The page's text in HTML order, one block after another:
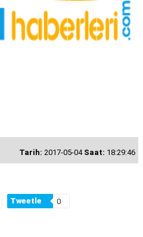
Tarih: 2017-05-04 Saat: 18:29:46
Tweetle
0